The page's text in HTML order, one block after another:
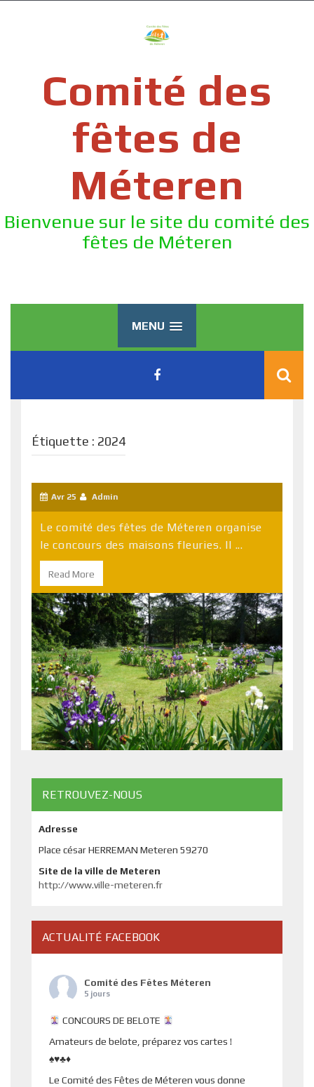
Comité des
fêtes de
Méteren
Bienvenue sur le site du comité des
fêtes de Méteren
MENU
Étiquette : 2024
Avr 25 Admin
Le comité des fêtes de Méteren organise
le concours des maisons fleuries. Il ...
Read More
RETROUVEZ-NOUS
Adresse
Place césar HERREMAN Meteren 59270
Site de la ville de Meteren
http://www.ville-meteren.fr
ACTUALITÉ FACEBOOK
Comité des Fêtes Méteren
5 jours
CONCOURS DE BELOTE
Amateurs de belote, préparez vos cartes !
♠️♥️♣️♦️
Le Comité des Fêtes de Méteren vous donne